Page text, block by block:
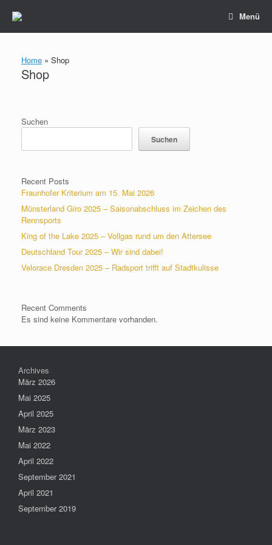
Inhalt
Menü
Home » Shop
Shop
Suchen
Suchen
Recent Posts
Fraunhofer Kriterium am 15. Mai 2026
Münsterland Giro 2025 – Saisonabschluss im Zeichen des
Rennsports
King of the Lake 2025 – Vollgas rund um den Attersee
Deutschland Tour 2025 – Wir sind dabei!
Velorace Dresden 2025 – Radsport trifft auf Stadtkulisse
Recent Comments
Es sind keine Kommentare vorhanden.
Archives
März 2026
Mai 2025
April 2025
März 2023
Mai 2022
April 2022
September 2021
April 2021
September 2019